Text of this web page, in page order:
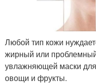
Любой тип кожи
жирный или
увлажняющей маски
овощи и фрукты.